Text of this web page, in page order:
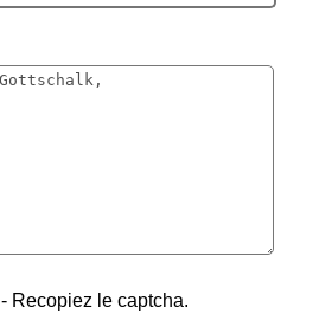
- Recopiez le captcha.